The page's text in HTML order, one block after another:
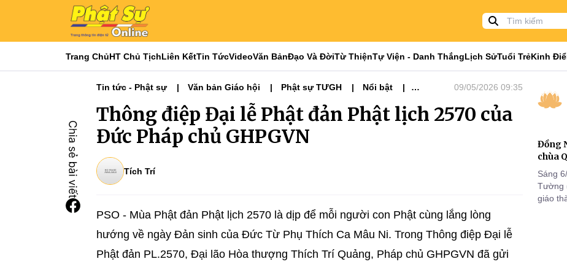
Trang ChủHT Chủ TịchLiên KếtTin TứcVideoVăn BảnĐạo Và ĐờiTừ ThiệnTự Viện - Danh ThắngLịch SửTuổi TrẻKinh
Tin tức - Phật sự Văn bản Giáo hội Phật sự TƯGH
Nổi bật
09/05/2026 09:35
Thông điệp Đại lễ Phật đản Phật lịch 2570 của
Đức Pháp chủ GHPGVN
Tích Trí
PSO - Mùa Phật đản Phật lịch 2570 là dịp để mỗi người con Phật cùng lắng lòng
hướng về ngày Đản sinh của Đức Từ Phụ Thích Ca Mâu Ni. Trong Thông điệp Đại lễ
Phật đản PL.2570, Đại lão Hòa thượng Thích Trí Quảng, Pháp chủ GHPGVN đã gửi
Đồng
chùa
Sáng
Tường
giáo
2570
VII,